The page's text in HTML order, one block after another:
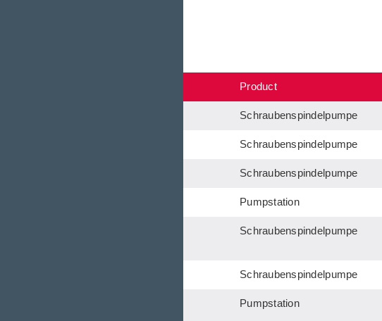
Product
Schraubenspindelpumpe
Schraubenspindelpumpe
Schraubenspindelpumpe
Pumpstation
Schraubenspindelpumpe
Schraubenspindelpumpe
Pumpstation